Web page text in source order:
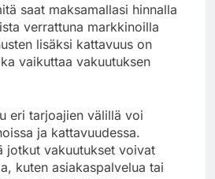
saat maksamallasi hinnalla
verrattuna markkinoilla
lisäksi kattavuus on
vaikuttaa vakuutuksen
eri tarjoajien välillä voi
ja kattavuudessa.
jotkut vakuutukset voivat
kuten asiakaspalvelua tai